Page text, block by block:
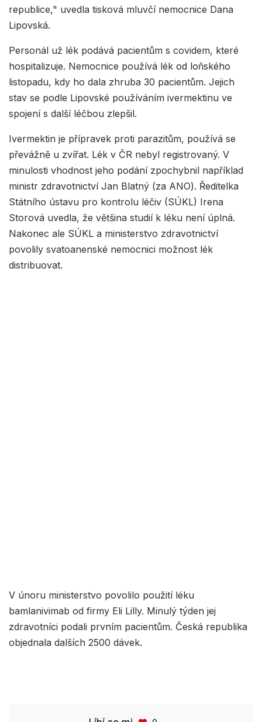
republice," uvedla tisková mluvčí nemocnice Dana
Lipovská.
Personál už lék podává pacientům s covidem, které
hospitalizuje. Nemocnice používá lék od loňského
listopadu, kdy ho dala zhruba 30 pacientům. Jejich
stav se podle Lipovské používáním ivermektinu ve
spojení s další léčbou zlepšil.
Ivermektin je přípravek proti parazitům, používá se
převážně u zvířat. Lék v ČR nebyl registrovaný. V
minulosti vhodnost jeho podání zpochybnil například
ministr zdravotnictví Jan Blatný (za ANO). Ředitelka
Státního ústavu pro kontrolu léčiv (SÚKL) Irena
Storová uvedla, že většina studií k léku není úplná.
Nakonec ale SÚKL a ministerstvo zdravotnictví
povolily svatoanenské nemocnici možnost lék
distribuovat.
V únoru ministerstvo povolilo použití léku
bamlanivimab od firmy Eli Lilly. Minulý týden jej
zdravotníci podali prvním pacientům. Česká republika
objednala dalších 2500 dávek.